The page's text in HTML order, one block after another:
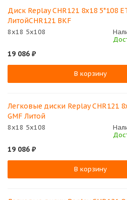
Диск Replay CHR121 8x18 5*108
ЛитойCHR121 BKF
8x18 5x108
19 086 ₽
В корзину
Легковые диски Replay CHR121
GMF Литой
8x18 5x108
19 086 ₽
В корзину